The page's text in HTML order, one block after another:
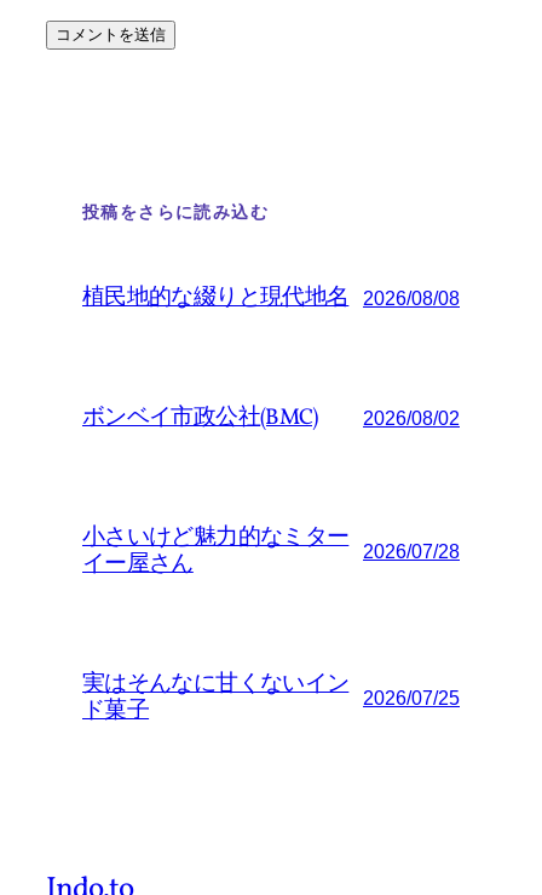
投稿をさらに読み込む
植民地的な綴りと現代地名 2026/08/08
ボンベイ市政公社(BMC) 2026/08/02
小さいけど魅力的なミター
イー屋さん
2026/07/28
実はそんなに甘くないイン
ド菓子
2026/07/25